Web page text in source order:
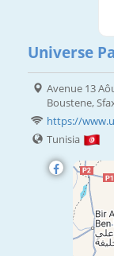
Universe
Avenue 13
Boustene,
https://
Tunisia